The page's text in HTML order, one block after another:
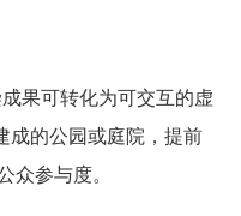
果可转化为可交互的虚
成的公园或庭院，提前
众参与度。